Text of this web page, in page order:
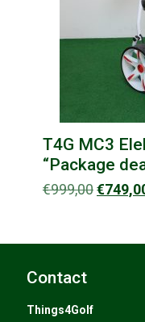
T4G MC3
“Package
€999,00€
Contact
Things4Golf